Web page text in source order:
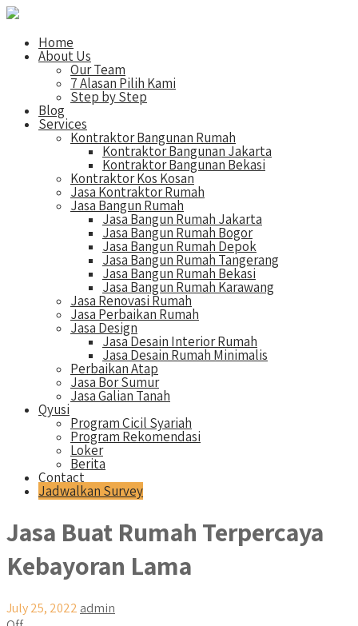
Home
About Us
Our Team
7 Alasan Pilih Kami
Step by Step
Blog
Services
Kontraktor Bangunan Rumah
Kontraktor Bangunan Jakarta
Kontraktor Bangunan Bekasi
Kontraktor Kos Kosan
Jasa Kontraktor Rumah
Jasa Bangun Rumah
Jasa Bangun Rumah Jakarta
Jasa Bangun Rumah Bogor
Jasa Bangun Rumah Depok
Jasa Bangun Rumah Tangerang
Jasa Bangun Rumah Bekasi
Jasa Bangun Rumah Karawang
Jasa Renovasi Rumah
Jasa Perbaikan Rumah
Jasa Design
Jasa Desain Interior Rumah
Jasa Desain Rumah Minimalis
Perbaikan Atap
Jasa Bor Sumur
Jasa Galian Tanah
Qyusi
Program Cicil Syariah
Program Rekomendasi
Loker
Berita
Contact
Jadwalkan Survey
Jasa Buat Rumah Terpercaya
Kebayoran Lama
July 25, 2022 admin